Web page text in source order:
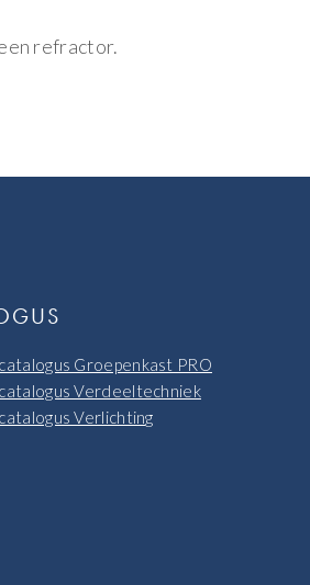
refractor.
Groepenkast PRO
Verdeeltechniek
Verlichting